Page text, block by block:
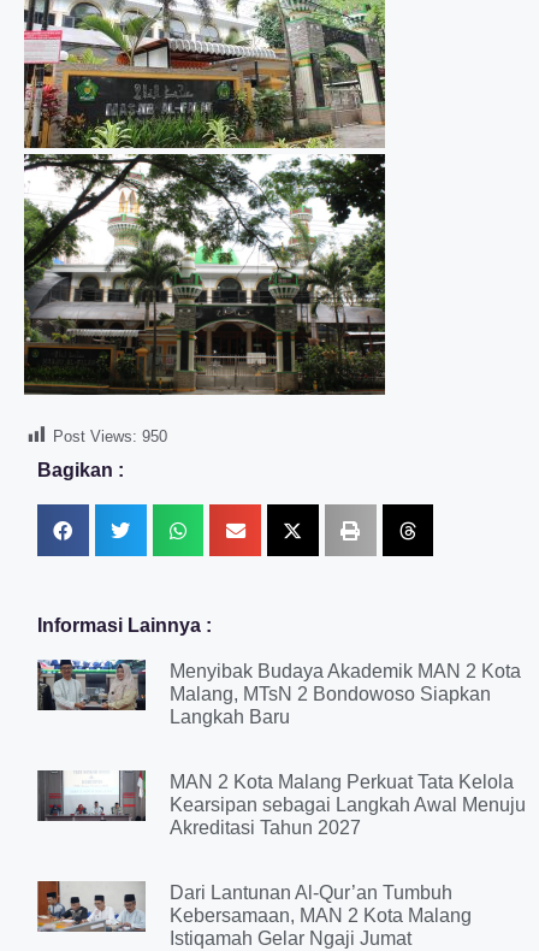
Post Views: 950
Bagikan :
Informasi Lainnya :
Menyibak Budaya Akademik MAN 2 Kota
Malang, MTsN 2 Bondowoso Siapkan
Langkah Baru
MAN 2 Kota Malang Perkuat Tata Kelola
Kearsipan sebagai Langkah Awal Menuju
Akreditasi Tahun 2027
Dari Lantunan Al-Qur’an Tumbuh
Kebersamaan, MAN 2 Kota Malang
Istiqamah Gelar Ngaji Jumat